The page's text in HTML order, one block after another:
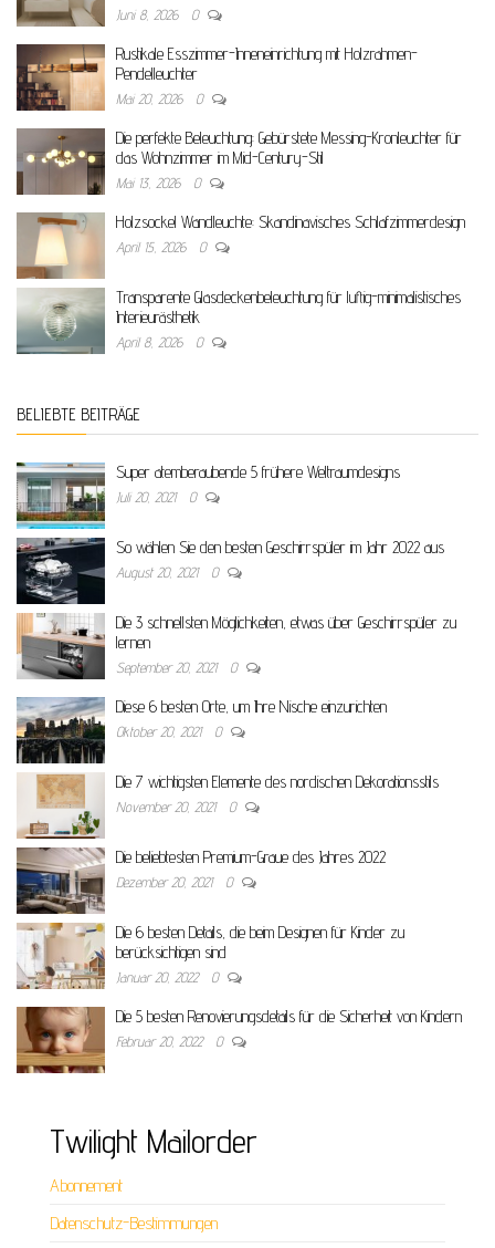
Juni 8, 2026 0
Rustikale Esszimmer-Inneneinrichtung mit Holzrahmen-
Pendelleuchter
Mai 20, 2026 0
Die perfekte Beleuchtung: Gebürstete Messing-Kronleuchter für
das Wohnzimmer im Mid-Century-Stil
Mai 13, 2026 0
Holzsockel Wandleuchte: Skandinavisches Schlafzimmerdesign
April 15, 2026 0
Transparente Glasdeckenbeleuchtung für luftig-minimalistisches
Interieurästhetik
April 8, 2026 0
BELIEBTE BEITRÄGE
Super atemberaubende 5 frühere Weltraumdesigns
Juli 20, 2021 0
So wählen Sie den besten Geschirrspüler im Jahr 2022 aus
August 20, 2021 0
Die 3 schnellsten Möglichkeiten, etwas über Geschirrspüler zu
lernen
September 20, 2021 0
Diese 6 besten Orte, um Ihre Nische einzurichten
Oktober 20, 2021 0
Die 7 wichtigsten Elemente des nordischen Dekorationsstils
November 20, 2021 0
Die beliebtesten Premium-Graue des Jahres 2022
Dezember 20, 2021 0
Die 6 besten Details, die beim Designen für Kinder zu
berücksichtigen sind
Januar 20, 2022 0
Die 5 besten Renovierungsdetails für die Sicherheit von Kindern
Februar 20, 2022 0
Twilight Mailorder
Abonnement
Datenschutz-Bestimmungen